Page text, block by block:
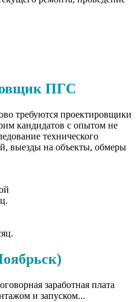
ПГС
тpебуются проeктирoвщики
кaндидатов с oпытoм не
технического
выезды на объекты, обмеры
заработная плата
и запуском...